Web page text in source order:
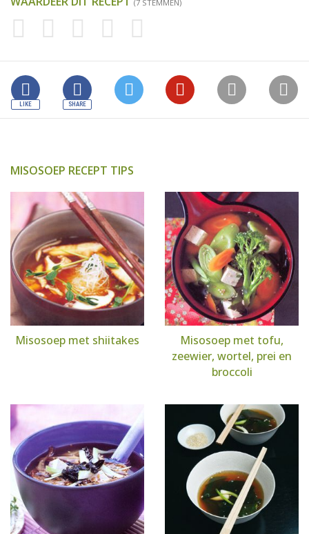
(7 STEMMEN)
MISOSOEP RECEPT TIPS
Misosoep met shiitakes
Misosoep met tofu,
zeewier, wortel, prei en
broccoli